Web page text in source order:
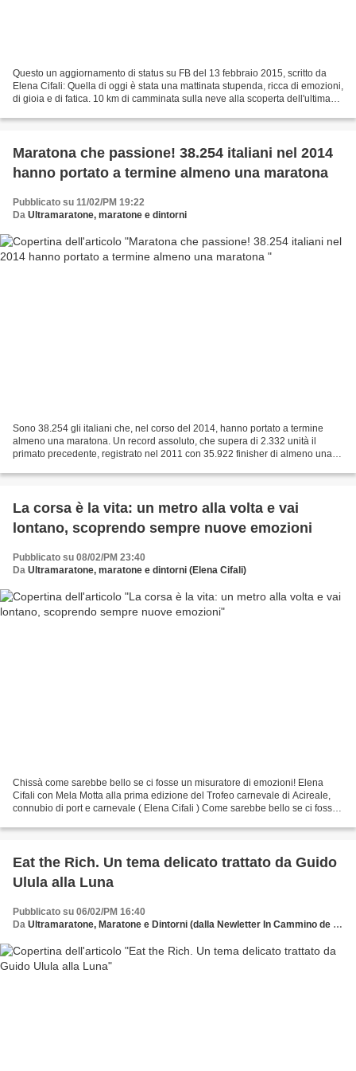
Questo un aggiornamento di status su FB del 13 febbraio 2015, scritto da
Elena Cifali: Quella di oggi è stata una mattinata stupenda, ricca di emozioni,
di gioia e di fatica. 10 km di camminata sulla neve alla scoperta dell'ultima
Maratona che passione! 38.254 italiani nel 2014
hanno portato a termine almeno una maratona
Pubblicato su 11/02/PM 19:22
Da Ultramaratone, maratone e dintorni
Sono 38.254 gli italiani che, nel corso del 2014, hanno portato a termine
almeno una maratona. Un record assoluto, che supera di 2.332 unità il
primato precedente, registrato nel 2011 con 35.922 finisher di almeno una
La corsa è la vita: un metro alla volta e vai
lontano, scoprendo sempre nuove emozioni
Pubblicato su 08/02/PM 23:40
Da Ultramaratone, maratone e dintorni (Elena Cifali)
Chissà come sarebbe bello se ci fosse un misuratore di emozioni! Elena
Cifali con Mela Motta alla prima edizione del Trofeo carnevale di Acireale,
connubio di port e carnevale ( Elena Cifali ) Come sarebbe bello se ci fosse
Eat the Rich. Un tema delicato trattato da Guido
Ulula alla Luna
Pubblicato su 06/02/PM 16:40
Da Ultramaratone, Maratone e Dintorni (dalla Newletter In Cammino de La Compagnia dei Cammini)